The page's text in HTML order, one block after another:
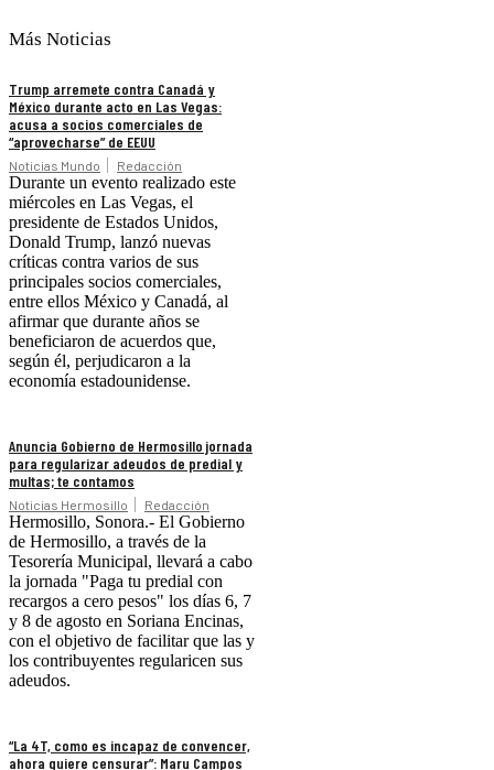
Más Noticias
Trump arremete contra Canadá y
México durante acto en Las Vegas:
acusa a socios comerciales de
“aprovecharse” de EEUU
Noticias Mundo Redacción
Durante un evento realizado este
miércoles en Las Vegas, el
presidente de Estados Unidos,
Donald Trump, lanzó nuevas
críticas contra varios de sus
principales socios comerciales,
entre ellos México y Canadá, al
afirmar que durante años se
beneficiaron de acuerdos que,
según él, perjudicaron a la
economía estadounidense.
Anuncia Gobierno de Hermosillo jornada
para regularizar adeudos de predial y
multas; te contamos
Noticias Hermosillo Redacción
Hermosillo, Sonora.- El Gobierno
de Hermosillo, a través de la
Tesorería Municipal, llevará a cabo
la jornada "Paga tu predial con
recargos a cero pesos" los días 6, 7
y 8 de agosto en Soriana Encinas,
con el objetivo de facilitar que las y
los contribuyentes regularicen sus
adeudos.
“La 4T, como es incapaz de convencer,
ahora quiere censurar”: Maru Campos